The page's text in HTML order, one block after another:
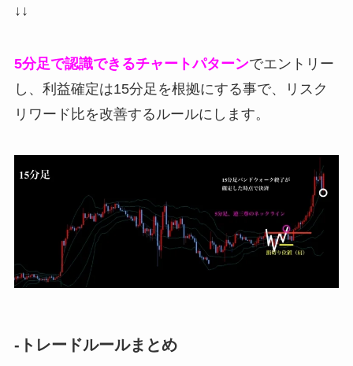
↓↓
5分足で認識できるチャートパターンでエントリー
し、利益確定は15分足を根拠にする事で、リスク
リワード比を改善するルールにします。
-トレードルールまとめ